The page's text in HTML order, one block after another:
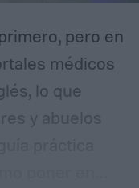
pero en
médicos
lo que
y abuelos